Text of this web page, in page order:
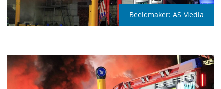
Beeldmaker: AS Media